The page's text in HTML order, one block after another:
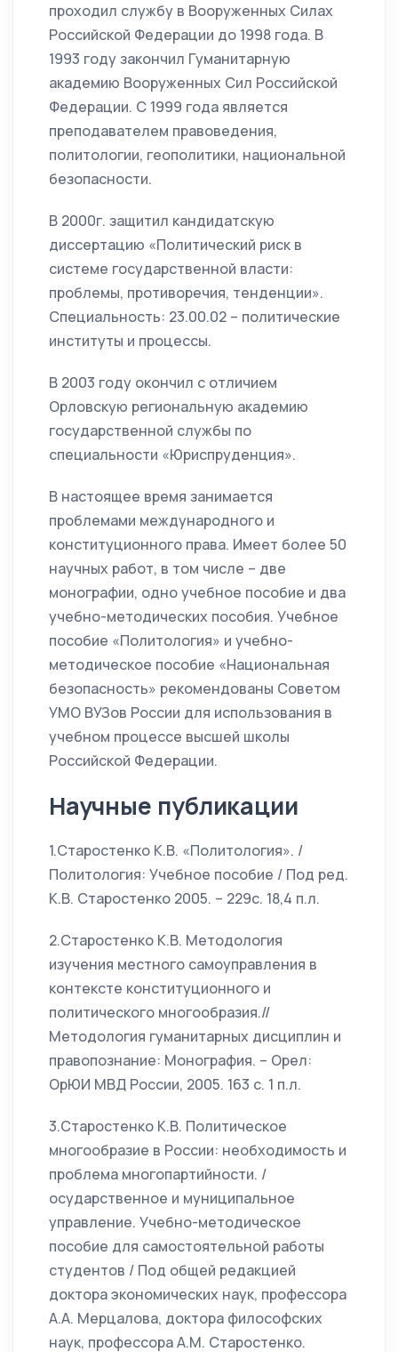
проходил службу в Вооруженных Силах
Российской Федерации до 1998 года. В
1993 году закончил Гуманитарную
академию Вооруженных Сил Российской
Федерации. С 1999 года является
преподавателем правоведения,
политологии, геополитики, национальной
безопасности.
В 2000г. защитил кандидатскую
диссертацию «Политический риск в
системе государственной власти:
проблемы, противоречия, тенденции».
Специальность: 23.00.02 – политические
институты и процессы.
В 2003 году окончил с отличием
Орловскую региональную академию
государственной службы по
специальности «Юриспруденция».
В настоящее время занимается
проблемами международного и
конституционного права. Имеет более 50
научных работ, в том числе – две
монографии, одно учебное пособие и два
учебно-методических пособия. Учебное
пособие «Политология» и учебно-
методическое пособие «Национальная
безопасность» рекомендованы Советом
УМО ВУЗов России для использования в
учебном процессе высшей школы
Российской Федерации.
Научные публикации
1.Старостенко К.В. «Политология». /
Политология: Учебное пособие / Под ред.
К.В. Старостенко 2005. – 229с. 18,4 п.л.
2.Старостенко К.В. Методология
изучения местного самоуправления в
контексте конституционного и
политического многообразия.//
Методология гуманитарных дисциплин и
правопознание: Монография. – Орел:
ОрЮИ МВД России, 2005. 163 с. 1 п.л.
3.Старостенко К.В. Политическое
многообразие в России: необходимость и
проблема многопартийности. /
осударственное и муниципальное
управление. Учебно-методическое
пособие для самостоятельной работы
студентов / Под общей редакцией
доктора экономических наук, профессора
А.А. Мерцалова, доктора философских
наук, профессора А.М. Старостенко.